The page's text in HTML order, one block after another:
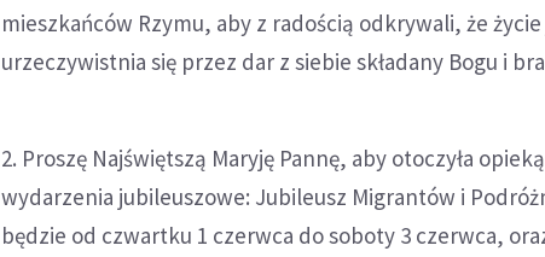
mieszkańców Rzymu, aby z radością odkrywali, że
urzeczywistnia się przez dar z siebie składany Bogu i
2. Proszę Najświętszą Maryję Pannę, aby otoczyła
wydarzenia jubileuszowe: Jubileusz Migrantów i
będzie od czwartku 1 czerwca do soboty 3 czerwca,